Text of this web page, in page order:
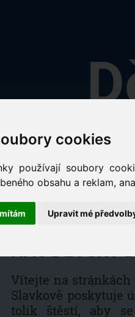
cookies
používají soubory
obsahu a reklam,
Upravit mé
NÁŠ DĚTSKÝ
Vítejte na stránkách
Slavkově poskytuje
tolik štěstí, aby